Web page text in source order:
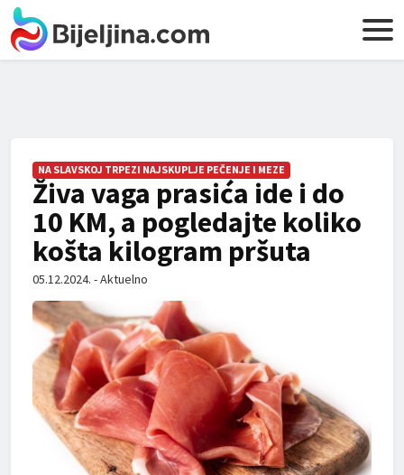
NA SLAVSKOJ TRPEZI NAJSKUPLJE PEČENJE I MEZE
Živa vaga prasića ide i do
10 KM, a pogledajte koliko
košta kilogram pršuta
05.12.2024. - Aktuelno